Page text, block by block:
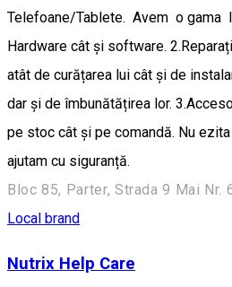
Telefoane/Tablete. Avem o gama
Hardware cât și software.
atât de curățarea lui cât și de
dar și de îmbunătățirea lor.
pe stoc cât și pe comandă. Nu
ajutam cu siguranță.
Local brand
Nutrix Help Care